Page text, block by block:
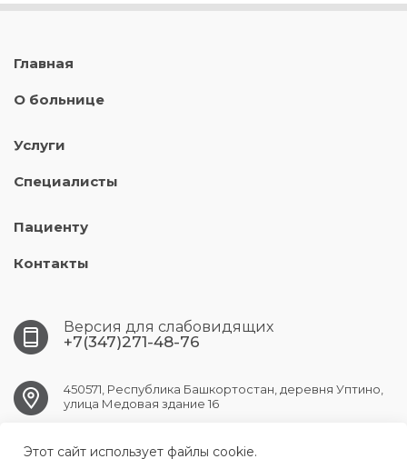
Главная
О больнице
Услуги
Специалисты
Пациенту
Контакты
Версия для слабовидящих
+7(347)271-48-76
450571, Республика Башкортостан, деревня Уптино,
улица Медовая здание 16
UFA.АKBUZAT@doctorrb.ru
Этот сайт использует файлы cookie.